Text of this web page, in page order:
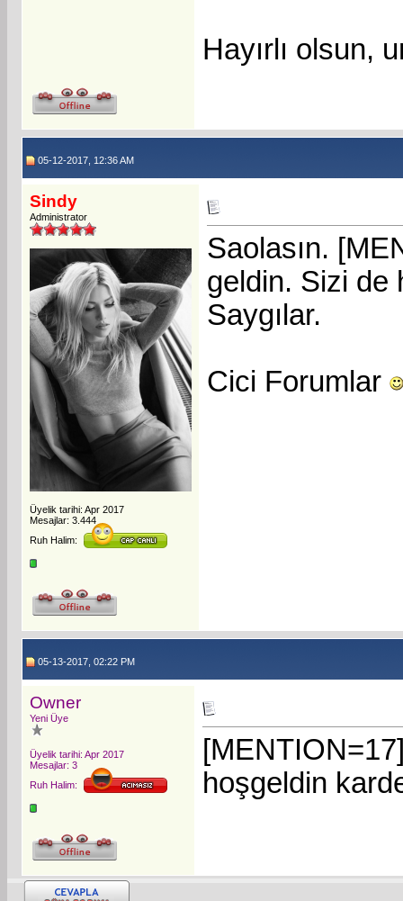
Hayırlı olsun,
05-12-2017, 12:36 AM
Sindy
Administrator
Üyelik tarihi: Apr 2017
Mesajlar: 3.444
Ruh Halim:
Saolasın.
geldin. Sizi de
Saygılar.
Cici Forumlar
05-13-2017, 02:22 PM
Owner
Yeni Üye
Üyelik tarihi: Apr 2017
Mesajlar: 3
Ruh Halim:
hoşgeldin